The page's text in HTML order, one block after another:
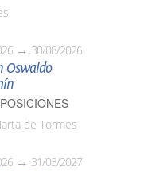
30/08/2026
Oswaldo
de Tormes
31/03/2027